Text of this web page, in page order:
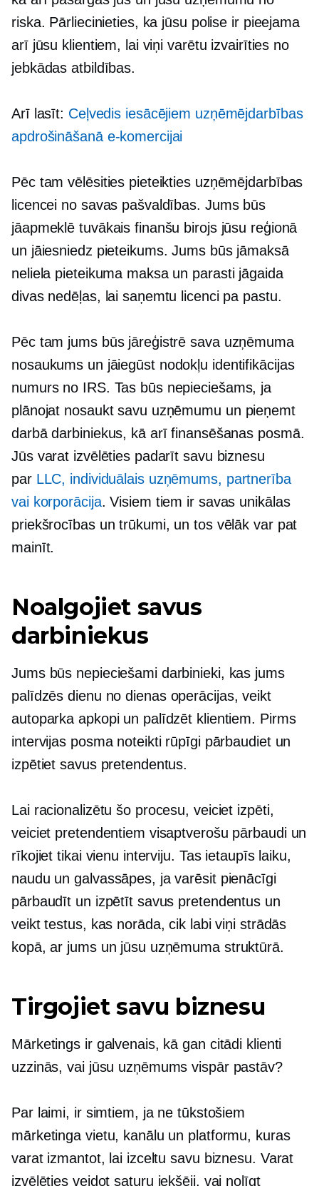
riska. Pārliecinieties, ka jūsu polise ir pieejama
arī jūsu klientiem, lai viņi varētu izvairīties no
jebkādas atbildības.
Arī lasīt: Ceļvedis iesācējiem uzņēmējdarbības
apdrošināšanā e-komercijai
Pēc tam vēlēsities pieteikties uzņēmējdarbības
licencei no savas pašvaldības. Jums būs
jāapmeklē tuvākais finanšu birojs jūsu reģionā
un jāiesniedz pieteikums. Jums būs jāmaksā
neliela pieteikuma maksa un parasti jāgaida
divas nedēļas, lai saņemtu licenci pa pastu.
Pēc tam jums būs jāreģistrē sava uzņēmuma
nosaukums un jāiegūst nodokļu identifikācijas
numurs no IRS. Tas būs nepieciešams, ja
plānojat nosaukt savu uzņēmumu un pieņemt
darbā darbiniekus, kā arī finansēšanas posmā.
Jūs varat izvēlēties padarīt savu biznesu
par LLC, individuālais uzņēmums, partnerība
vai korporācija. Visiem tiem ir savas unikālas
priekšrocības un trūkumi, un tos vēlāk var pat
mainīt.
Noalgojiet savus
darbiniekus
Jums būs nepieciešami darbinieki, kas jums
palīdzēsdienu no dienasoperācijas, veikt
autoparka apkopi un palīdzēt klientiem. Pirms
intervijas posma noteikti rūpīgi pārbaudiet un
izpētiet savus pretendentus.
Lai racionalizētu šo procesu, veiciet izpēti,
veiciet pretendentiem visaptverošu pārbaudi un
rīkojiet tikai vienu interviju. Tas ietaupīs laiku,
naudu un galvassāpes, ja varēsit pienācīgi
pārbaudīt un izpētīt savus pretendentus un
veikt testus, kas norāda, cik labi viņi strādās
kopā, ar jums un jūsu uzņēmuma struktūrā.
Tirgojiet savu biznesu
Mārketings ir galvenais, kā gan citādi klienti
uzzinās, vai jūsu uzņēmums vispār pastāv?
Par laimi, ir simtiem, ja ne tūkstošiem
mārketinga vietu, kanālu un platformu, kuras
varat izmantot, lai izceltu savu biznesu. Varat
izvēlēties veidot saturu iekšēji, vai nolīgt